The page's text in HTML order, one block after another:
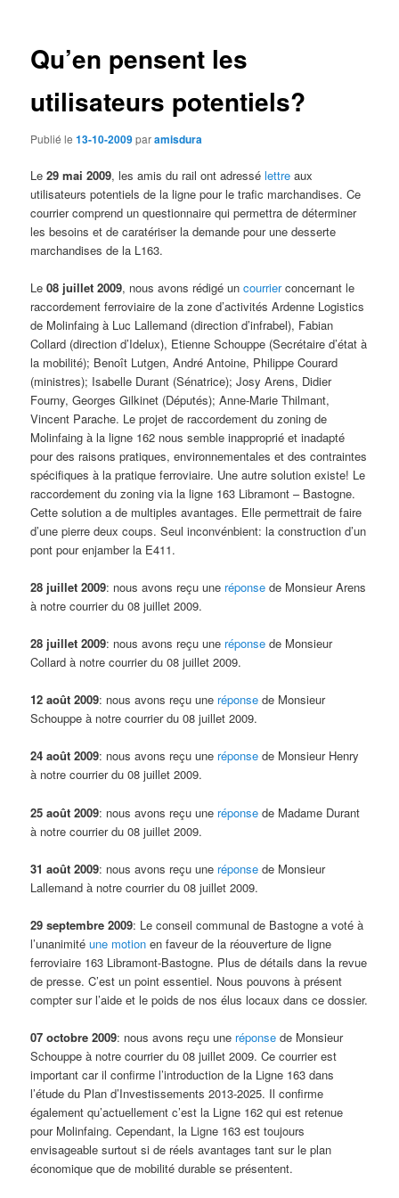
Qu’en pensent les
utilisateurs potentiels?
Publié le13-10-2009paramisdura
Le29 mai 2009, les amis du rail ont adressélettre aux
utilisateurs potentiels de la ligne pour le trafic marchandises. Ce
courrier comprend un questionnaire qui permettra de déterminer
les besoins et de caratériser la demande pour une desserte
marchandises de la L163.
Le08 juillet 2009, nous avons rédigé uncourrierconcernant le
raccordement ferroviaire de la zone d’activités Ardenne Logistics
de Molinfaing à Luc Lallemand (direction d’infrabel), Fabian
Collard (direction d’Idelux), Etienne Schouppe (Secrétaire d’état à
la mobilité); Benoît Lutgen, André Antoine, Philippe Courard
(ministres); Isabelle Durant (Sénatrice); Josy Arens, Didier
Fourny, Georges Gilkinet (Députés); Anne-Marie Thilmant,
Vincent Parache. Le projet de raccordement du zoning de
Molinfaing à la ligne 162 nous semble inapproprié et inadapté
pour des raisons pratiques, environnementales et des contraintes
spécifiques à la pratique ferroviaire. Une autre solution existe! Le
raccordement du zoning via la ligne 163 Libramont – Bastogne.
Cette solution a de multiples avantages. Elle permettrait de faire
d’une pierre deux coups. Seul inconvénbient: la construction d’un
pont pour enjamber la E411.
28 juillet 2009: nous avons reçu une réponse de Monsieur Arens
à notre courrier du 08 juillet 2009.
28 juillet 2009: nous avons reçu une réponse de Monsieur
Collard à notre courrier du 08 juillet 2009.
12 août 2009: nous avons reçu une réponse de Monsieur
Schouppe à notre courrier du 08 juillet 2009.
24 août 2009: nous avons reçu une réponse de Monsieur Henry
à notre courrier du 08 juillet 2009.
25 août 2009: nous avons reçu une réponse de Madame Durant
à notre courrier du 08 juillet 2009.
31 août 2009: nous avons reçu une réponse de Monsieur
Lallemand à notre courrier du 08 juillet 2009.
29 septembre 2009: Le conseil communal de Bastogne a voté à
l’unanimitéune motion en faveur de la réouverture de ligne
ferroviaire 163 Libramont-Bastogne. Plus de détails dans la revue
de presse. C’est un point essentiel. Nous pouvons à présent
compter sur l’aide et le poids de nos élus locaux dans ce dossier.
07 octobre 2009: nous avons reçu une réponse de Monsieur
Schouppe à notre courrier du 08 juillet 2009. Ce courrier est
important car il confirme l’introduction de la Ligne 163 dans
l’étude du Plan d’Investissements 2013-2025. Il confirme
également qu’actuellement c’est la Ligne 162 qui est retenue
pour Molinfaing. Cependant, la Ligne 163 est toujours
envisageable surtout si de réels avantages tant sur le plan
économique que de mobilité durable se présentent.